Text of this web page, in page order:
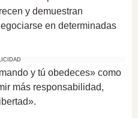
y demuestran
en determinadas
y tú obedeces» como
más responsabilidad,